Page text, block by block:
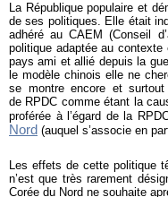
La République populaire et
de ses politiques. Elle était
adhéré au CAEM (Conseil
politique adaptée au contexte
pays ami et allié depuis la
le modèle chinois elle ne
se montre encore et
de RPDC comme étant la
proférée à l’égard de la
Nord (auquel s’associe en
Les effets de cette politique
n’est que très rarement
Corée du Nord ne souhaite